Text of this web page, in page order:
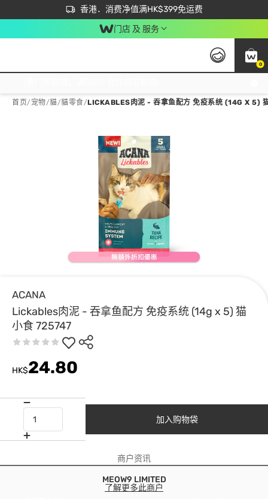
香港．消费净值满HK$399免运费
立即成为易赏钱会员尽享独家优惠
首次APP下单买满$450 输入 NEWAPP 即减$50
门店 及 服务
0
首页/ 宠物/貓/貓零食/LICKABLES肉泥 - 吞拿鱼配方 免疫系统 (14G X 5)
ACANA
Lickables肉泥 - 吞拿鱼配方 免疫系统 (14g x 5) 猫
小食 725747
HK$24.80
加入购物袋
商户资讯
MEOW9 LIMITED
了解更多此商户